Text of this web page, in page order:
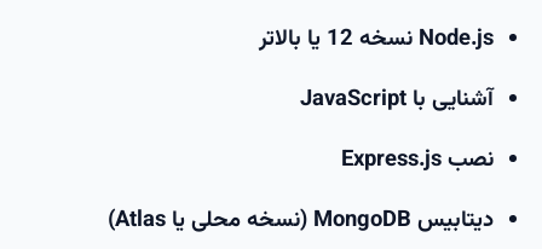
Node.js نسخه 12 یا بالاتر
آشنایی با JavaScript
نصب Express.js
دیتابیس MongoDB (نسخه محلی یا Atlas)